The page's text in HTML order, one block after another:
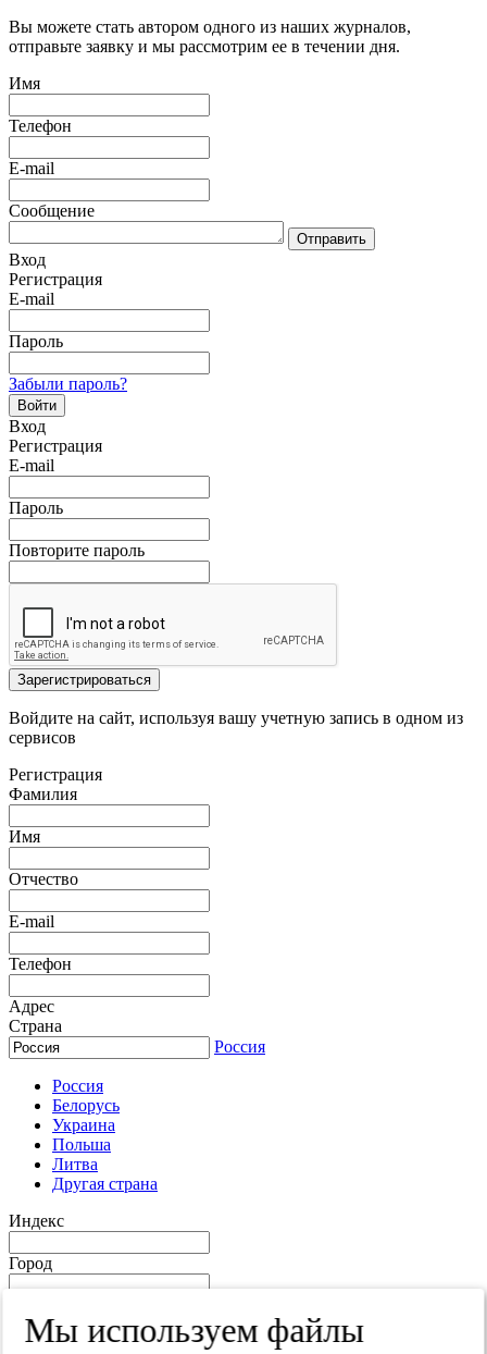
Вы можете стать автором одного из наших журналов,
отправьте заявку и мы рассмотрим ее в течении дня.
Имя
Телефон
E-mail
Сообщение
Отправить
Вход
Регистрация
E-mail
Пароль
Забыли пароль?
Войти
Вход
Регистрация
E-mail
Пароль
Повторите пароль
Зарегистрироваться
Войдите на сайт, используя вашу учетную запись в одном из
сервисов
Регистрация
Фамилия
Имя
Отчество
E-mail
Телефон
Адрес
Страна
Россия
Россия
Белорусь
Украина
Польша
Литва
Другая страна
Индекс
Город
Улица
Мы используем файлы